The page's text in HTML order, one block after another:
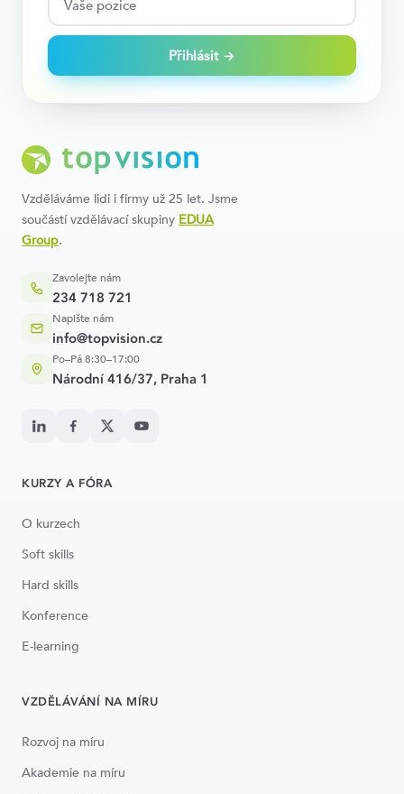
Přihlásit →
Vzděláváme lidi i firmy už 25 let. Jsme
součástí vzdělávací skupiny EDUA
Group.
Zavolejte nám
234 718 721
Napište nám
info@topvision.cz
Po–Pá 8:30–17:00
Národní 416/37, Praha 1
KURZY A FÓRA
O kurzech
Soft skills
Hard skills
Konference
E-learning
VZDĚLÁVÁNÍ NA MÍRU
Rozvoj na míru
Akademie na míru